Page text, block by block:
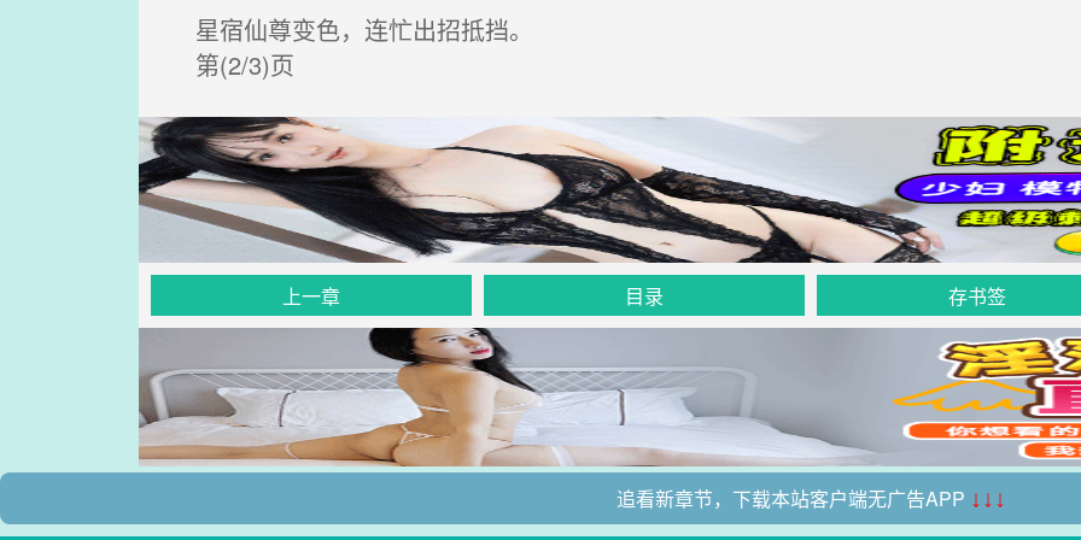
星宿仙尊变色，连忙出招抵挡。
第(2/3)页
上一章 目录 存书签
追看新章节，下载本站客户端无广告APP ↓↓↓